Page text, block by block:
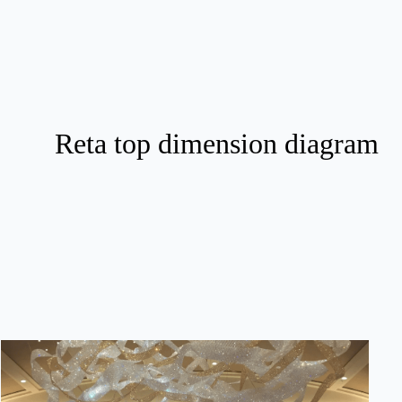
Reta top dimension diagram